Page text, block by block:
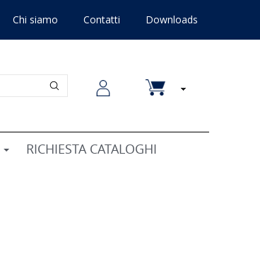
Chi siamo Contatti Downloads
RICHIESTA CATALOGHI